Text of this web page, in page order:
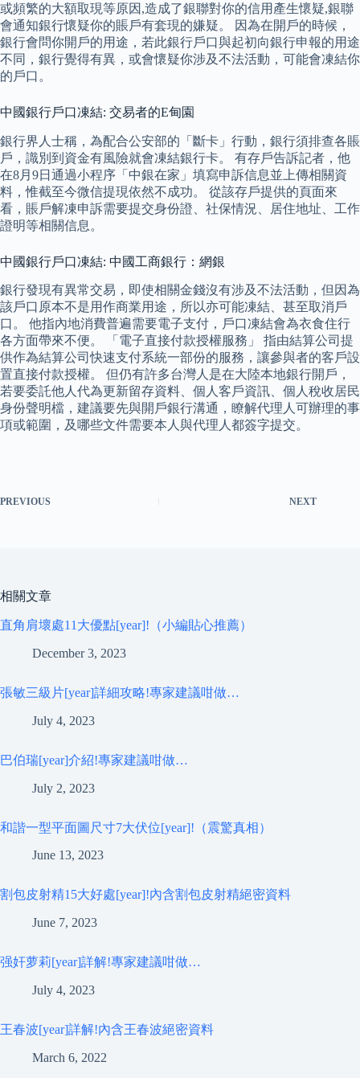
或頻繁的大額取現等原因,造成了銀聯對你的信用產生懷疑,銀聯
會通知銀行懷疑你的賬戶有套現的嫌疑。 因為在開戶的時候，
銀行會問你開戶的用途，若此銀行戶口與起初向銀行申報的用途
不同，銀行覺得有異，或會懷疑你涉及不法活動，可能會凍結你
的戶口。
中國銀行戶口凍結: 交易者的E甸園
銀行界人士稱，為配合公安部的「斷卡」行動，銀行須排查各賬
戶，識別到資金有風險就會凍結銀行卡。 有存戶告訴記者，他
在8月9日通過小程序「中銀在家」填寫申訴信息並上傳相關資
料，惟截至今微信提現依然不成功。 從該存戶提供的頁面來
看，賬戶解凍申訴需要提交身份證、社保情況、居住地址、工作
證明等相關信息。
中國銀行戶口凍結: 中國工商銀行：網銀
銀行發現有異常交易，即使相關金錢沒有涉及不法活動，但因為
該戶口原本不是用作商業用途，所以亦可能凍結、甚至取消戶
口。 他指內地消費普遍需要電子支付，戶口凍結會為衣食住行
各方面帶來不便。 「電子直接付款授權服務」 指由結算公司提
供作為結算公司快速支付系統一部份的服務，讓參與者的客戶設
置直接付款授權。 但仍有許多台灣人是在大陸本地銀行開戶，
若要委託他人代為更新留存資料、個人客戶資訊、個人稅收居民
身份聲明檔，建議要先與開戶銀行溝通，瞭解代理人可辦理的事
項或範圍，及哪些文件需要本人與代理人都簽字提交。
PREVIOUS NEXT
相關文章
直角肩壞處11大優點[year]!（小編貼心推薦）
December 3, 2023
張敏三級片[year]詳細攻略!專家建議咁做…
July 4, 2023
巴伯瑞[year]介紹!專家建議咁做…
July 2, 2023
和諧一型平面圖尺寸7大伏位[year]!（震驚真相）
June 13, 2023
割包皮射精15大好處[year]!內含割包皮射精絕密資料
June 7, 2023
强奸萝莉[year]詳解!專家建議咁做…
July 4, 2023
王春波[year]詳解!內含王春波絕密資料
March 6, 2022